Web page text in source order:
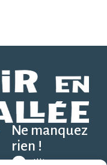
Ne manquez
rien !
Illiwap